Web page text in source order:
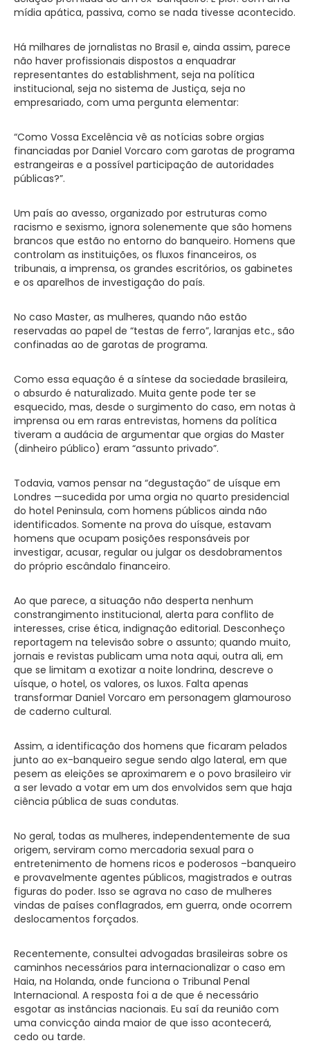
mídia apática, passiva, como se nada tivesse acontecido.
Há milhares de jornalistas no Brasil e, ainda assim, parece
não haver profissionais dispostos a enquadrar
representantes do establishment, seja na política
institucional, seja no sistema de Justiça, seja no
empresariado, com uma pergunta elementar:
“Como Vossa Excelência vê as notícias sobre orgias
financiadas por Daniel Vorcaro com garotas de programa
estrangeiras e a possível participação de autoridades
públicas?”.
Um país ao avesso, organizado por estruturas como
racismo e sexismo, ignora solenemente que são homens
brancos que estão no entorno do banqueiro. Homens que
controlam as instituições, os fluxos financeiros, os
tribunais, a imprensa, os grandes escritórios, os gabinetes
e os aparelhos de investigação do país.
No caso Master, as mulheres, quando não estão
reservadas ao papel de “testas de ferro”, laranjas etc., são
confinadas ao de garotas de programa.
Como essa equação é a síntese da sociedade brasileira,
o absurdo é naturalizado. Muita gente pode ter se
esquecido, mas, desde o surgimento do caso, em notas à
imprensa ou em raras entrevistas, homens da política
tiveram a audácia de argumentar que orgias do Master
(dinheiro público) eram “assunto privado”.
Todavia, vamos pensar na “degustação” de uísque em
Londres —sucedida por uma orgia no quarto presidencial
do hotel Peninsula, com homens públicos ainda não
identificados. Somente na prova do uísque, estavam
homens que ocupam posições responsáveis por
investigar, acusar, regular ou julgar os desdobramentos
do próprio escândalo financeiro.
Ao que parece, a situação não desperta nenhum
constrangimento institucional, alerta para conflito de
interesses, crise ética, indignação editorial. Desconheço
reportagem na televisão sobre o assunto; quando muito,
jornais e revistas publicam uma nota aqui, outra ali, em
que se limitam a exotizar a noite londrina, descreve o
uísque, o hotel, os valores, os luxos. Falta apenas
transformar Daniel Vorcaro em personagem glamouroso
de caderno cultural.
Assim, a identificação dos homens que ficaram pelados
junto ao ex-banqueiro segue sendo algo lateral, em que
pesem as eleições se aproximarem e o povo brasileiro vir
a ser levado a votar em um dos envolvidos sem que haja
ciência pública de suas condutas.
No geral, todas as mulheres, independentemente de sua
origem, serviram como mercadoria sexual para o
entretenimento de homens ricos e poderosos –banqueiro
e provavelmente agentes públicos, magistrados e outras
figuras do poder. Isso se agrava no caso de mulheres
vindas de países conflagrados, em guerra, onde ocorrem
deslocamentos forçados.
Recentemente, consultei advogadas brasileiras sobre os
caminhos necessários para internacionalizar o caso em
Haia, na Holanda, onde funciona o Tribunal Penal
Internacional. A resposta foi a de que é necessário
esgotar as instâncias nacionais. Eu saí da reunião com
uma convicção ainda maior de que isso acontecerá,
cedo ou tarde.